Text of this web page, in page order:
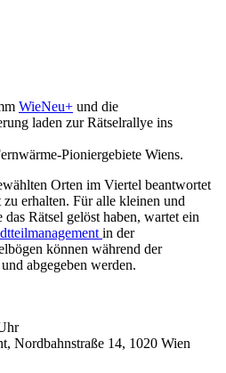
WieNeu+ und die
laden zur Rätselrallye ins
Pioniergebiete Wiens.
Orten im Viertel beantwortet
erhalten. Für alle kleinen und
Rätsel gelöst haben, wartet ein
in der
können während der
abgegeben werden.
Nordbahnstraße 14, 1020 Wien